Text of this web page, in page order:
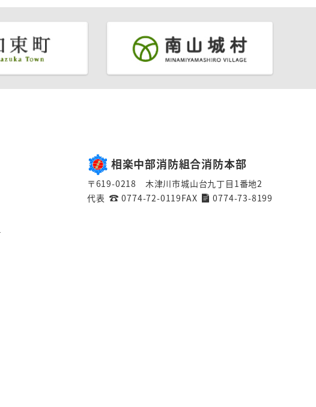
相楽中部消防組合消防本部
〒619-0218 木津川市城山台九丁目1番地2
代表
0774-72-0119FAX 0774-73-8199